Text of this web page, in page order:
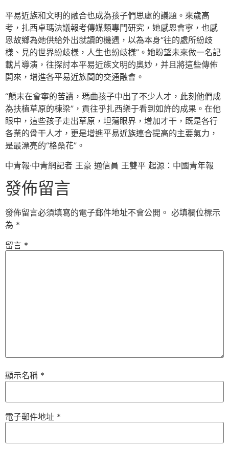
平易近族和文明的融合也成為孩子們思慮的議題。來歲高
考，扎西卓瑪決議報考傳媒類專門研究，她感恩會寧，也感
恩故鄉為她供給外出就讀的機遇，以為本身“往的處所紛歧
樣、見的世界紛歧樣，人生也紛歧樣”。她盼望未來做一名記
載片導演，往探討本平易近族文明的奧妙，并且將這些傳佈
開來，增進各平易近族間的交通融會。
“顛末在會寧的苦讀，瑪曲孩子中出了不少人才，此刻他們成
為扶植草原的棟梁”，貢往乎扎西樂于看到如許的成果。在他
眼中，這些孩子走出草原，坦蕩眼界，增加才干，既是各行
各業的骨干人才，更是增進平易近族連合提高的主要氣力，
是最漂亮的“格桑花”。
中青報·中青網記者 王豪 通信員 王雙平 起源：中國青年報
發佈留言
發佈留言必須填寫的電子郵件地址不會公開。 必填欄位標示
為 *
留言 *
顯示名稱 *
電子郵件地址 *